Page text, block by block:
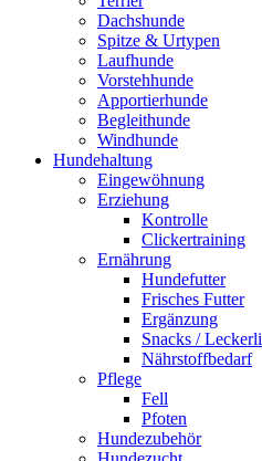
Dachshunde
Spitze & Urtypen
Laufhunde
Vorstehhunde
Apportierhunde
Begleithunde
Windhunde
Hundehaltung
Eingewöhnung
Erziehung
Kontrolle
Clickertraining
Ernährung
Hundefutter
Frisches Futter
Ergänzung
Snacks / Leckerli
Nährstoffbedarf
Pflege
Fell
Pfoten
Hundezubehör